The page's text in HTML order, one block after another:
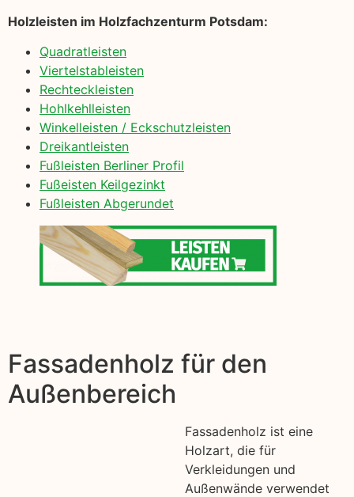
Holzleisten im Holzfachzenturm Potsdam:
Quadratleisten
Viertelstableisten
Rechteckleisten
Hohlkehlleisten
Winkelleisten / Eckschutzleisten
Dreikantleisten
Fußleisten Berliner Profil
Fußeisten Keilgezinkt
Fußleisten Abgerundet
Fassadenholz für den
Außenbereich
Fassadenholz ist eine
Holzart, die für
Verkleidungen und
Außenwände verwendet